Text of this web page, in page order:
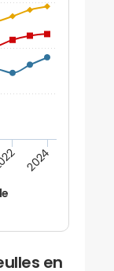
2024
en